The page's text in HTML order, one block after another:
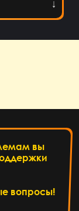
вы
вопросы!